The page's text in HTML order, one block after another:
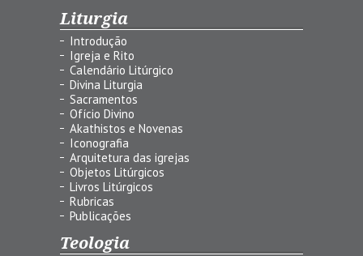
Liturgia
Introdução
Igreja e Rito
Calendário Litúrgico
Divina Liturgia
Sacramentos
Ofício Divino
Akathistos e Novenas
Iconografia
Arquitetura das igrejas
Objetos Litúrgicos
Livros Litúrgicos
Rubricas
Publicações
Teologia